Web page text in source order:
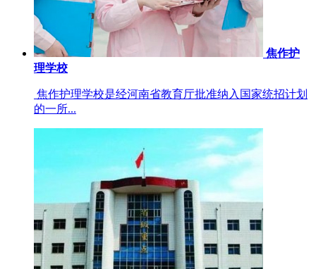
焦作护
理学校
焦作护理学校是经河南省教育厅批准纳入国家统招计划
的一所...